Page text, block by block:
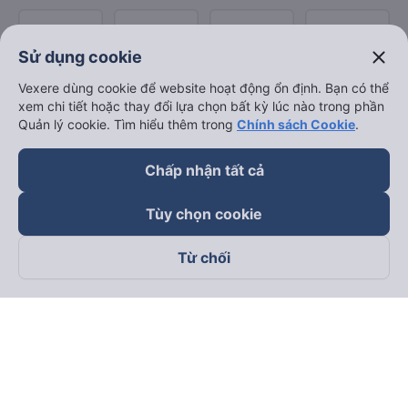
Theo dõi chúng tôi trên
Sử dụng cookie close
Vexere dùng cookie để website hoạt động ổn định. Bạn có thể
xem chi tiết hoặc thay đổi lựa chọn bất kỳ lúc nào trong phần
Quản lý cookie. Tìm hiểu thêm trong Chính sách Cookie.
Chấp nhận tất cả
Tùy chọn cookie
Từ chối